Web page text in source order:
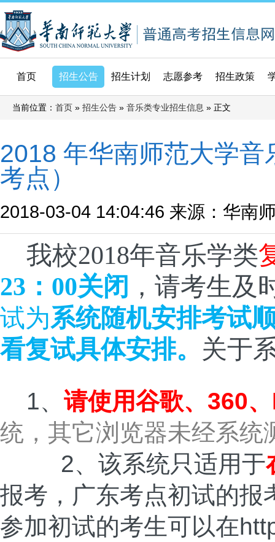
首页 招生公告 招生计划 志愿参考 招生政策
当前位置： 首页 » 招生公告 » 音乐类专业招生信息 » 正文
2018 年华南师范大学
考点）
2018-03-04 14:04:46 来源：华南
我校2018年音乐学类
23：00关闭 ，请考生
试为系统随机安排考试
看复试具体安排。 关于
1、 请使用谷歌、360
统，其它浏览器未经系统
2、该系统只适用于
报考，广东考点初试的报
参加初试的考生可以在